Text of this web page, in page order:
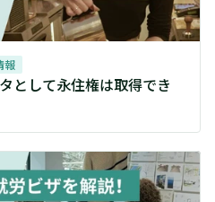
報
として永住権は取得でき